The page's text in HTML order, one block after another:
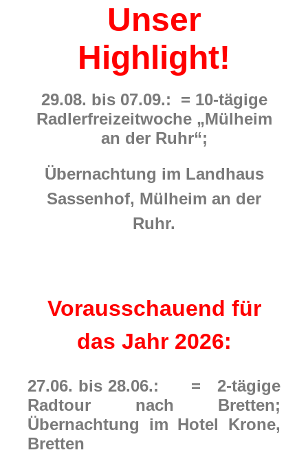
Unser
Highlight!
29.08. bis 07.09.: = 10-tägige
Radlerfreizeitwoche „Mülheim
an der Ruhr“;
Übernachtung im Landhaus
Sassenhof, Mülheim an der
Ruhr.
Vorausschauend für
das Jahr 2026:
27.06. bis 28.06.: = 2-tägige
Radtour nach Bretten;
Übernachtung im Hotel Krone,
Bretten